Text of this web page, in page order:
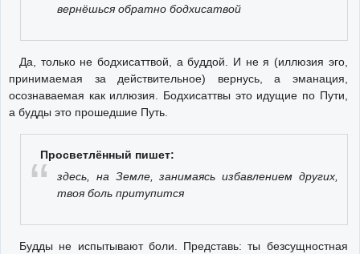
вернёшься обратно бодхисатвой
Да, только не бодхисаттвой, а буддой. И не я (иллюзия эго,
принимаемая за действительное) вернусь, а эманация,
осознаваемая как иллюзия. Бодхисаттвы это идущие по Пути,
а будды это прошедшие Путь.
Просветлённый пишет:
здесь, на Земле, занимаясь избавлением других,
твоя боль притупится
Будды не испытывают боли. Представь: ты безсущностная